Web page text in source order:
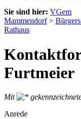
Sie sind hier: VGem
Mammendorf>
Rathaus
Furtmeier
Mit
Anrede